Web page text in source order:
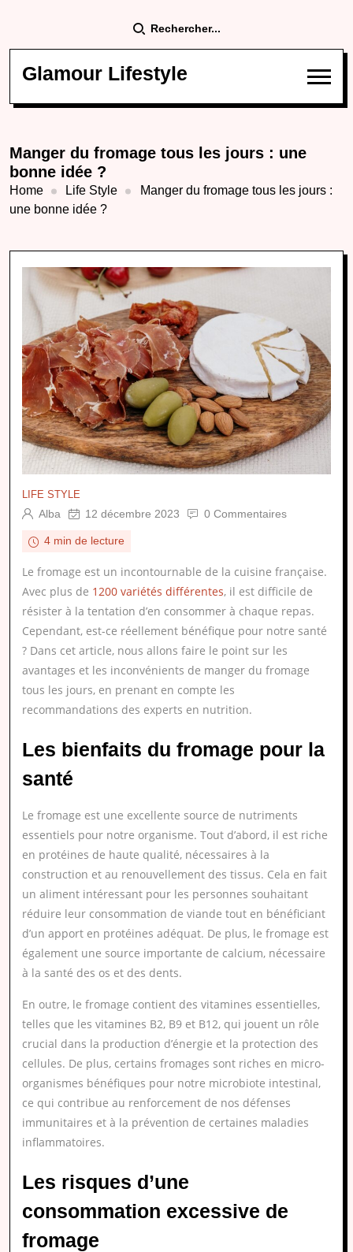
Rechercher...
Glamour Lifestyle
Manger du fromage tous les jours : une
bonne idée ?
Home Life Style
Manger du fromage tous les jours :
une bonne idée ?
LIFE STYLE
Alba 12 décembre 2023 0 Commentaires
4 min de lecture
Le fromage est un incontournable de la cuisine française.
Avec plus de 1200 variétés différentes, il est difficile de
résister à la tentation d’en consommer à chaque repas.
Cependant, est-ce réellement bénéfique pour notre santé
? Dans cet article, nous allons faire le point sur les
avantages et les inconvénients de manger du fromage
tous les jours, en prenant en compte les
recommandations des experts en nutrition.
Les bienfaits du fromage pour la
santé
Le fromage est une excellente source de nutriments
essentiels pour notre organisme. Tout d’abord, il est riche
en protéines de haute qualité, nécessaires à la
construction et au renouvellement des tissus. Cela en fait
un aliment intéressant pour les personnes souhaitant
réduire leur consommation de viande tout en bénéficiant
d’un apport en protéines adéquat. De plus, le fromage est
également une source importante de calcium, nécessaire
à la santé des os et des dents.
En outre, le fromage contient des vitamines essentielles,
telles que les vitamines B2, B9 et B12, qui jouent un rôle
crucial dans la production d’énergie et la protection des
cellules. De plus, certains fromages sont riches en micro-
organismes bénéfiques pour notre microbiote intestinal,
ce qui contribue au renforcement de nos défenses
immunitaires et à la prévention de certaines maladies
inflammatoires.
Les risques d’une
consommation excessive de
fromage